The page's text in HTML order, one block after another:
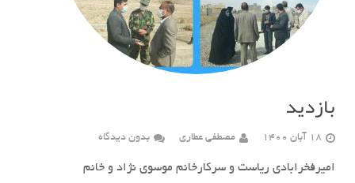
بازدید
18 آبان 1400 مصطفی عطاری بدون دیدگاه
امیرفخرابادی ریاست و سرکارخانم موسوی نژاد و خانم